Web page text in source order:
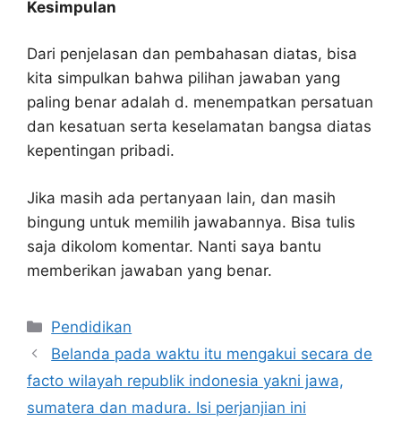
Kesimpulan
Dari penjelasan dan pembahasan diatas, bisa
kita simpulkan bahwa pilihan jawaban yang
paling benar adalah d. menempatkan persatuan
dan kesatuan serta keselamatan bangsa diatas
kepentingan pribadi.
Jika masih ada pertanyaan lain, dan masih
bingung untuk memilih jawabannya. Bisa tulis
saja dikolom komentar. Nanti saya bantu
memberikan jawaban yang benar.
Kategori
Pendidikan
Belanda pada waktu itu mengakui secara de
facto wilayah republik indonesia yakni jawa,
sumatera dan madura. Isi perjanjian ini